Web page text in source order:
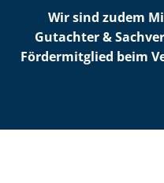
Wir sind zudem
Gutachter &
Fördermitglied beim